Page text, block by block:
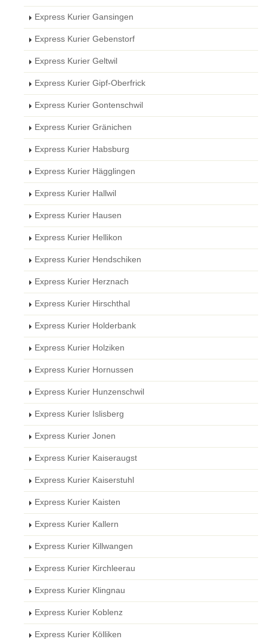
Express Kurier Gansingen
Express Kurier Gebenstorf
Express Kurier Geltwil
Express Kurier Gipf-Oberfrick
Express Kurier Gontenschwil
Express Kurier Gränichen
Express Kurier Habsburg
Express Kurier Hägglingen
Express Kurier Hallwil
Express Kurier Hausen
Express Kurier Hellikon
Express Kurier Hendschiken
Express Kurier Herznach
Express Kurier Hirschthal
Express Kurier Holderbank
Express Kurier Holziken
Express Kurier Hornussen
Express Kurier Hunzenschwil
Express Kurier Islisberg
Express Kurier Jonen
Express Kurier Kaiseraugst
Express Kurier Kaiserstuhl
Express Kurier Kaisten
Express Kurier Kallern
Express Kurier Killwangen
Express Kurier Kirchleerau
Express Kurier Klingnau
Express Kurier Koblenz
Express Kurier Kölliken